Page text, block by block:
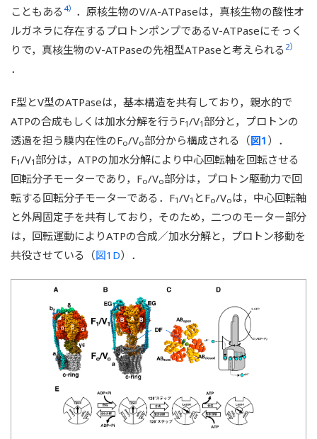
こともある 4） ．原核生物のV/A-ATPaseは，真核生物の酸性オ
ルガネラに存在するプロトンポンプであるV-ATPaseにそっく
りで，真核生物のV-ATPaseの先祖型ATPaseと考えられる 2）
．
F型とV型のATPaseは，基本構造を共有しており，親水的で
ATPの合成もしくは加水分解を行うF1/V1 部分と，プロトンの
透過を担う膜内在性のFo/Vo部分から構成される（図1 ）．
F1/V1 部分は，ATPの加水分解により中心回転軸を回転させる
回転分子モーターであり，Fo/Vo部分は，プロトン駆動力で回
転する回転分子モーターである．F1/V1 とFo/Vo は，中心回転軸
と外周固定子を共有しており，そのため，二つのモーター部分
は，回転運動によりATPの合成／加水分解と，プロトン移動を
共役させている（図1D）．